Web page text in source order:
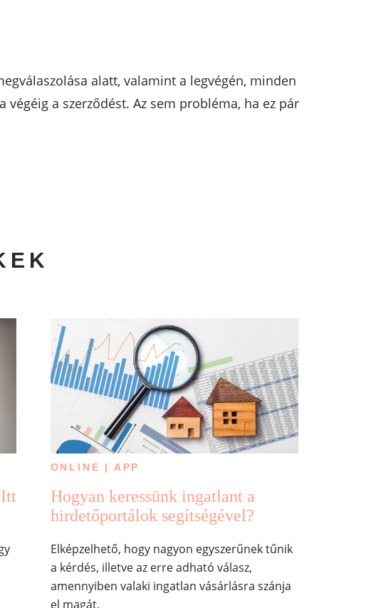
alatt, valamint a legvégén, minden
a szerződést. Az sem probléma, ha ez pár
ONLINE | APP
Hogyan keressünk ingatlant a
hirdetőportálok segítségével?
Elképzelhető, hogy nagyon egyszerűnek tűnik
a kérdés, illetve az erre adható válasz,
amennyiben valaki ingatlan vásárlásra szánja
el magát.